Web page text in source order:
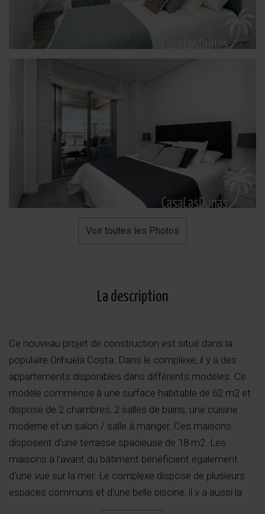
Voir toutes les Photos
La description
Ce nouveau projet de construction est situé dans la
populaire Orihuela Costa. Dans le complexe, il y a des
appartements disponibles dans différents modèles. Ce
modèle commence à une surface habitable de 62 m2 et
dispose de 2 chambres, 2 salles de bains, une cuisine
moderne et un salon / salle à manger. Ces maisons
disposent d'une terrasse spacieuse de 18 m2. Les
maisons à l'avant du bâtiment bénéficient également
d'une vue sur la mer. Le complexe dispose de plusieurs
espaces communs et d'une belle piscine, il y a aussi la
possibilité d'acheter un débarras et une place de parking.